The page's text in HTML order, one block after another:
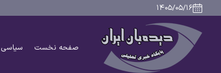
۱۴۰۵/۰۵/۱۶
صفحه نخست سیاسی